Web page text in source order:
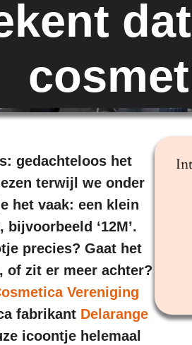
gedachteloos het
terwijl we onder
het vaak: een klein
‘12M’.
precies? Gaat het
of zit er meer achter?
Vereniging
fabrikant Delarange
icoontje helemaal